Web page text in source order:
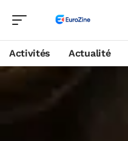
Activités Actualité